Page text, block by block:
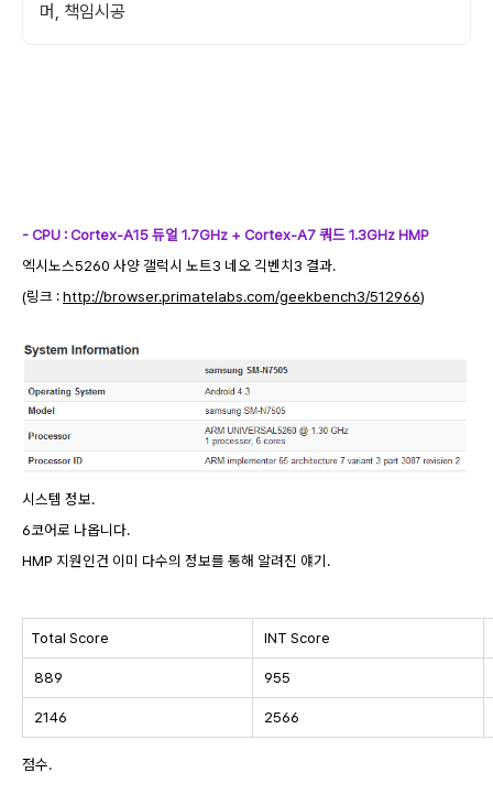
머, 책임시공
- CPU : Cortex-A15 듀얼 1.7GHz + Cortex-A7 쿼드 1.3GHz HMP
엑시노스5260 사양 갤럭시 노트3 네오 긱벤치3 결과.
(링크 :http://browser.primatelabs.com/geekbench3/512966)
시스템 정보.
6코어로 나옵니다.
HMP 지원인건 이미 다수의 정보를 통해 알려진 얘기.
Total Score INT Score
889 955
2146 2566
점수.